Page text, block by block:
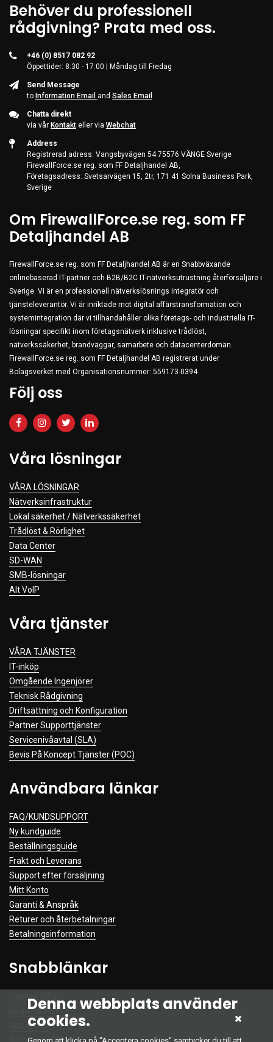
Behöver du professionell
rådgivning? Prata med oss.
+46 (0) 8517 082 92
Öppettider: 8:30 - 17:00 | Måndag till Fredag
Send Message
to Information Email and Sales Email
Chatta direkt
via vår Kontakt eller via Webchat
Address
Registrerad adress: Vangsbyvägen 54 75576 VÄNGE Sverige
FirewallForce.se reg. som FF Detaljhandel AB,
Företagsadress: Svetsarvägen 15, 2tr, 171 41 Solna Business Park,
Sverige
Om FirewallForce.se reg. som FF
Detaljhandel AB
FirewallForce.se reg. som FF Detaljhandel AB är en Snabbväxande
onlinebaserad IT-partner och B2B/B2C IT-nätverksutrustning återförsäljare i
Sverige. Vi är en professionell nätverkslösnings integratör och
tjänsteleverantör. Vi är inriktade mot digital affärstransformation och
systemintegration där vi tillhandahåller olika företags- och industriella IT-
lösningar specifikt inom företagsnätverk inklusive trådlöst,
nätverkssäkerhet, brandväggar, samarbete och datacenterdomän.
FirewallForce.se reg. som FF Detaljhandel AB registrerat under
Bolagsverket med Organisationsnummer: 559173-0394
Följ oss
Våra lösningar
VÅRA LÖSNINGAR
Nätverksinfrastruktur
Lokal säkerhet / Nätverkssäkerhet
Trådlöst & Rörlighet
Data Center
SD-WAN
SMB-lösningar
Alt VoIP
Våra tjänster
VÅRA TJÄNSTER
IT-inköp
Omgående Ingenjörer
Teknisk Rådgivning
Driftsättning och Konfiguration
Partner Supporttjänster
Servicenivåavtal (SLA)
Bevis På Koncept Tjänster (POC)
Användbara länkar
FAQ/KUNDSUPPORT
Ny kundguide
Beställningsguide
Frakt och Leverans
Support efter försäljning
Mitt Konto
Garanti & Anspråk
Returer och återbetalningar
Betalningsinformation
Snabblänkar
Begär Offert
Mitt Konto
Denna webbplats använder
cookies.